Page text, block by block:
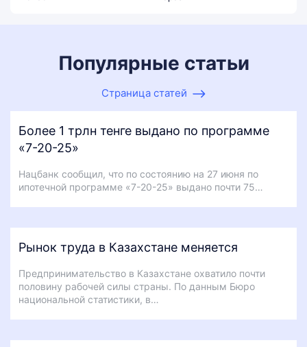
Популярные статьи
Страница статей
Более 1 трлн тенге выдано по программе
«7-20-25»
Нацбанк сообщил, что по состоянию на 27 июня по
ипотечной программе «7-20-25» выдано почти 75…
Рынок труда в Казахстане меняется
Предпринимательство в Казахстане охватило почти
половину рабочей силы страны. По данным Бюро
национальной статистики, в…